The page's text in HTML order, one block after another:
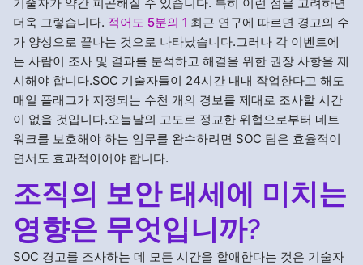
더욱 그렇습니다. 적어도 5분의 1 최근 연구에 따르면 경고의 수
가 양성으로 끝나는 것으로 나타났습니다.그러나 각 이벤트에
는 사람이 조사 및 결과를 분석하고 해결을 위한 권장 사항을 제
시해야 합니다.SOC 기술자들이 24시간 내내 작업한다고 해도
매일 플래그가 지정되는 수천 개의 경보를 제대로 조사할 시간
이 없을 것입니다.오늘날의 고도로 정교한 위협으로부터 네트
워크를 보호해야 하는 임무를 완수하려면 SOC 팀은 효율적이
면서도 효과적이어야 합니다.
조직의 보안 태세에 미치는
영향은 무엇입니까?
SOC 경고를 조사하는 데 모든 시간을 할애한다는 것은 기술자